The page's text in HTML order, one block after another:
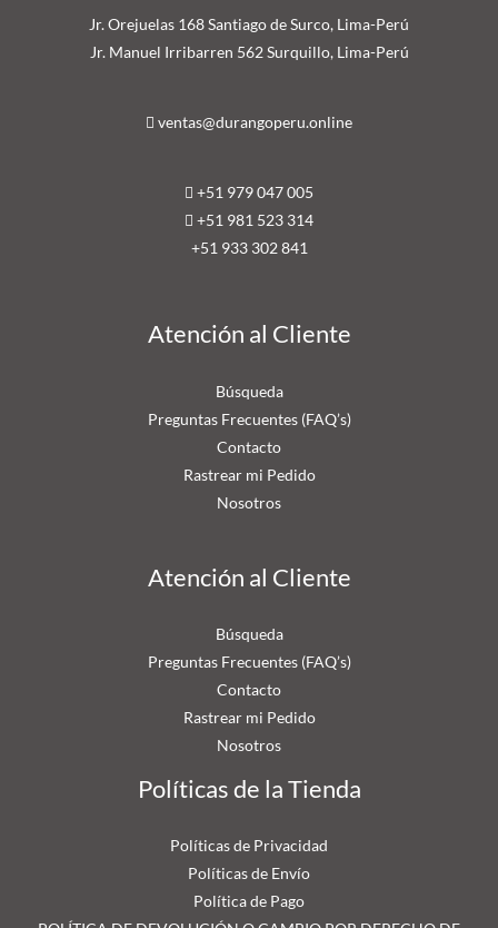
Jr. Orejuelas 168 Santiago de Surco, Lima-Perú
Jr. Manuel Irribarren 562 Surquillo, Lima-Perú
ventas@durangoperu.online
+51 979 047 005
+51 981 523 314
+51 933 302 841
Atención al Cliente
Búsqueda
Preguntas Frecuentes (FAQ’s)
Contacto
Rastrear mi Pedido
Nosotros
Atención al Cliente
Búsqueda
Preguntas Frecuentes (FAQ’s)
Contacto
Rastrear mi Pedido
Nosotros
Políticas de la Tienda
Políticas de Privacidad
Políticas de Envío
Política de Pago